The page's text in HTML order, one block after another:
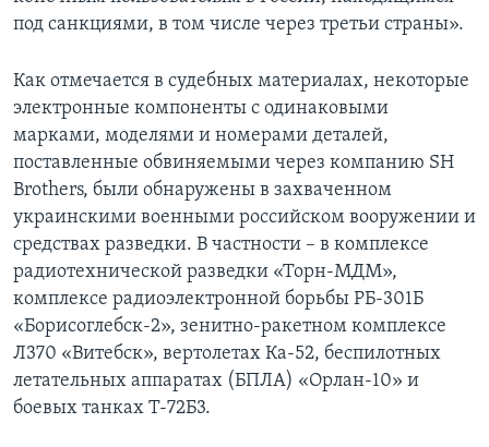
под санкциями, в том числе через третьи страны».
Как отмечается в судебных материалах, некоторые
электронные компоненты с одинаковыми
марками, моделями и номерами деталей,
поставленные обвиняемыми через компанию SH
Brothers, были обнаружены в захваченном
украинскими военными российском вооружении и
средствах разведки. В частности – в комплексе
радиотехнической разведки «Торн-МДМ»,
комплексе радиоэлектронной борьбы РБ-301Б
«Борисоглебск-2», зенитно-ракетном комплексе
Л370 «Витебск», вертолетах Ка-52, беспилотных
летательных аппаратах (БПЛА) «Орлан-10» и
боевых танках Т-72Б3.